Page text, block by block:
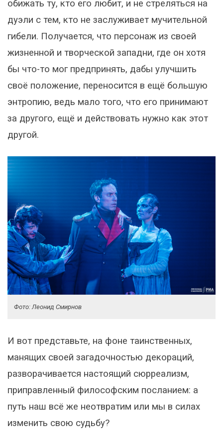
обижать ту, кто его любит, и не стреляться на
дуэли с тем, кто не заслуживает мучительной
гибели. Получается, что персонаж из своей
жизненной и творческой западни, где он хотя
бы что-то мог предпринять, дабы улучшить
своё положение, переносится в ещё большую
энтропию, ведь мало того, что его принимают
за другого, ещё и действовать нужно как этот
другой.
Фото: Леонид Смирнов
И вот представьте, на фоне таинственных,
манящих своей загадочностью декораций,
разворачивается настоящий сюрреализм,
приправленный философским посланием: а
путь наш всё же неотвратим или мы в силах
изменить свою судьбу?